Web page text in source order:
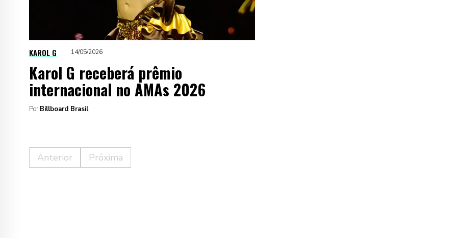
KAROL G 14/05/2026
Karol G receberá prêmio
internacional no AMAs 2026
Por Billboard Brasil
Anterior Próxima